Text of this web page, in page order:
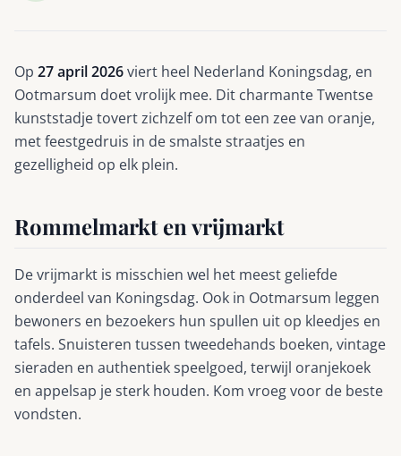
Op 27 april 2026viert heel Nederland Koningsdag, en
Ootmarsum doet vrolijk mee. Dit charmante Twentse
kunststadje tovert zichzelf om tot een zee van oranje,
met feestgedruis in de smalste straatjes en
gezelligheid op elk plein.
Rommelmarkt en vrijmarkt
De vrijmarkt is misschien wel het meest geliefde
onderdeel van Koningsdag. Ook in Ootmarsum leggen
bewoners en bezoekers hun spullen uit op kleedjes en
tafels. Snuisteren tussen tweedehands boeken, vintage
sieraden en authentiek speelgoed, terwijl oranjekoek
en appelsap je sterk houden. Kom vroeg voor de beste
vondsten.